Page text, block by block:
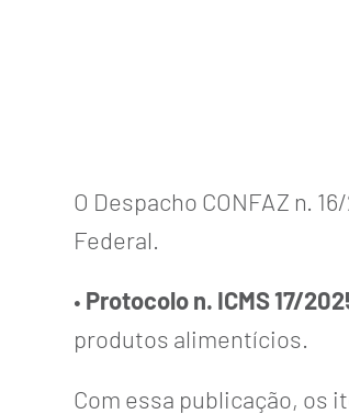
O Despacho CONFAZ n.
Federal.
• Protocolo n. ICMS 17/
produtos alimentícios.
Com essa publicação, os